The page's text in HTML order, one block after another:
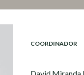
COORDINADOR
David Miranda